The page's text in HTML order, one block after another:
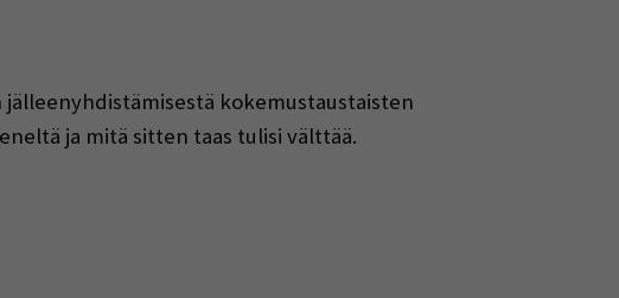
kokemustaustaisten
ja mitä sitten taas tulisi välttää.